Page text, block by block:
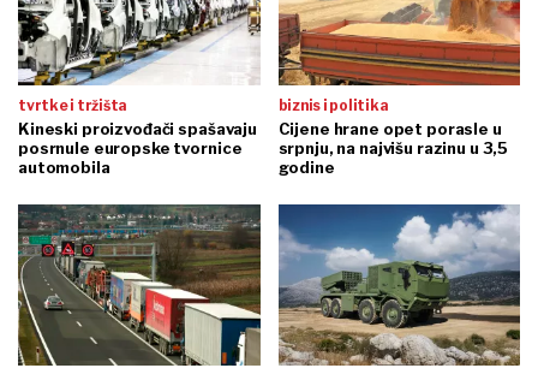
tvrtke i tržišta
Kineski proizvođači spašavaju
posrnule europske tvornice
automobila
biznis i politika
Cijene hrane opet porasle u
srpnju, na najvišu razinu u 3,5
godine